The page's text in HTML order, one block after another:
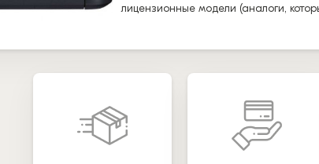
лицензионные модели (аналоги,